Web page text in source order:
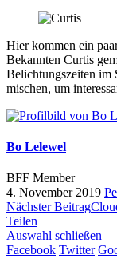
Hier kommen ein
Bekannten Curtis
Belichtungszeiten im
mischen, um
Bo Lelewel
BFF Member
4. November 2019
Nächster Beitrag
Teilen
Auswahl schließen
Facebook Twitter